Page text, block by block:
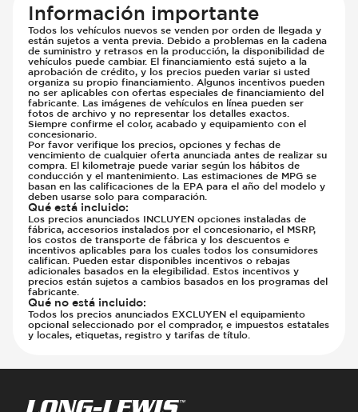
Información importante
Todos los vehículos nuevos se venden por orden de llegada y
están sujetos a venta previa. Debido a problemas en la cadena
de suministro y retrasos en la producción, la disponibilidad de
vehículos puede cambiar. El financiamiento está sujeto a la
aprobación de crédito, y los precios pueden variar si usted
organiza su propio financiamiento. Algunos incentivos pueden
no ser aplicables con ofertas especiales de financiamiento del
fabricante. Las imágenes de vehículos en línea pueden ser
fotos de archivo y no representar los detalles exactos.
Siempre confirme el color, acabado y equipamiento con el
concesionario.
Por favor verifique los precios, opciones y fechas de
vencimiento de cualquier oferta anunciada antes de realizar su
compra. El kilometraje puede variar según los hábitos de
conducción y el mantenimiento. Las estimaciones de MPG se
basan en las calificaciones de la EPA para el año del modelo y
deben usarse solo para comparación.
Qué está incluido:
Los precios anunciados INCLUYEN opciones instaladas de
fábrica, accesorios instalados por el concesionario, el MSRP,
los costos de transporte de fábrica y los descuentos e
incentivos aplicables para los cuales todos los consumidores
califican. Pueden estar disponibles incentivos o rebajas
adicionales basados en la elegibilidad. Estos incentivos y
precios están sujetos a cambios basados en los programas del
fabricante.
Qué no está incluido:
Todos los precios anunciados EXCLUYEN el equipamiento
opcional seleccionado por el comprador, e impuestos estatales
y locales, etiquetas, registro y tarifas de título.